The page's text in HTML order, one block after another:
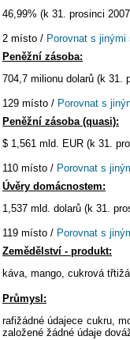
46,99% (k 31. prosinci
2 místo / Porovnat s jinými
Peněžní zásoba:
704,7 milionu dolarů (k 31.
129 místo / Porovnat s
Peněžní zásoba (quasi):
$ 1,561 mld. EUR (k 31.
110 místo / Porovnat s
Úvěry domácnostem:
1,537 mld. dolarů (k 31.
119 místo / Porovnat s
Zemědělství - produkt:
káva, mango, cukrová
Průmysl:
rafižádné údajece cukru,
založené žádné údaje